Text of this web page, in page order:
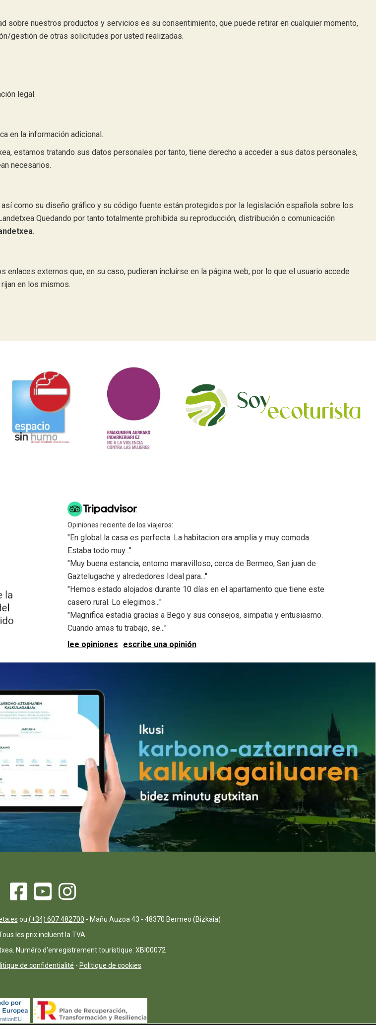
sobre nuestros productos y servicios es su consentimiento, que puede retirar en cualquier momento,
gestión de otras solicitudes por usted realizadas.
legal.
en la información adicional.
estamos tratando sus datos personales por tanto, tiene derecho a acceder a sus datos personales,
necesarios.
como su diseño gráfico y su código fuente están protegidos por la legislación española sobre los
Quedando por tanto totalmente prohibida su reproducción, distribución o comunicación
.
enlaces externos que, en su caso, pudieran incluirse en la página web, por lo que el usuario accede
en los mismos.
Opiniones reciente de los viajeros:
"En global la casa es perfecta. La habitacion era amplia y muy comoda.
Estaba todo muy..."
"Muy buena estancia, entorno maravilloso, cerca de Bermeo, San juan de
Gaztelugache y alrededores Ideal para..."
"Hemos estado alojados durante 10 días en el apartamento que tiene este
casero rural. Lo elegimos..."
"Magnifica estadia gracias a Bego y sus consejos, simpatia y entusiasmo.
Cuando amas tu trabajo, se..."
lee opiniones
escribe una opinión
ou (+34) 607 482700 - Mañu Auzoa 43 - 48370 Bermeo (Bizkaia)
les prix incluent la TVA.
Numéro d'enregistrement touristique: XBI00072
de confidentialité - Politique de cookies